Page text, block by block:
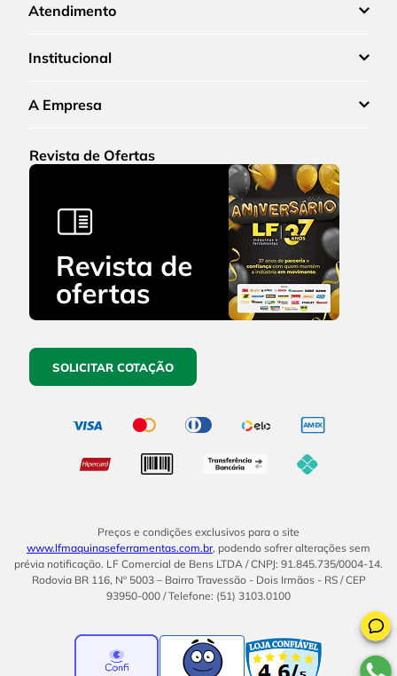
Atendimento
Institucional
A Empresa
Revista de Ofertas
SOLICITAR COTAÇÃO
Preços e condições exclusivos para o site
www.lfmaquinaseferramentas.com.br, podendo sofrer alterações sem
prévia notificação. LF Comercial de Bens LTDA / CNPJ: 91.845.735/0004-14.
Rodovia BR 116, Nº 5003 – Bairro Travessão - Dois Irmãos - RS / CEP
93950-000 / Telefone: (51) 3103.0100